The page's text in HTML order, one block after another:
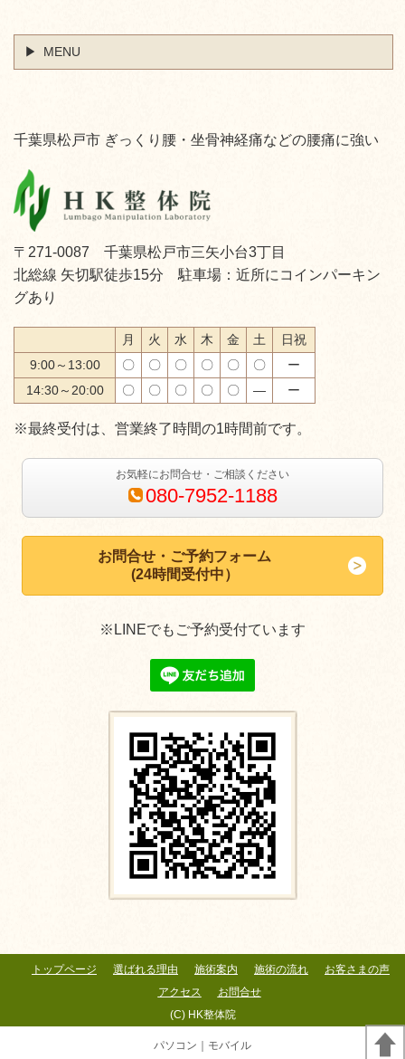
MENU
千葉県松戸市 ぎっくり腰・坐骨神経痛などの腰痛に強い
〒271-0087 千葉県松戸市三矢小台3丁目
北総線 矢切駅徒歩15分 駐車場：近所にコインパーキン
グあり
月 火 水 木 金 土
日祝
9:00～13:00
〇 〇 〇 〇 〇 〇
ー
14:30～20:00
〇 〇 〇 〇 〇 ― ー
※最終受付は、営業終了時間の1時間前です。
お気軽にお問合せ・ご相談ください
080-7952-1188
お問合せ・ご予約フォーム
(24時間受付中）
※LINEでもご予約受付ています
(C) HK整体院
トップページ 選ばれる理由 施術案内 施術の流れ
お客さまの声
アクセス
お問合せ
パソコン ｜モバイル